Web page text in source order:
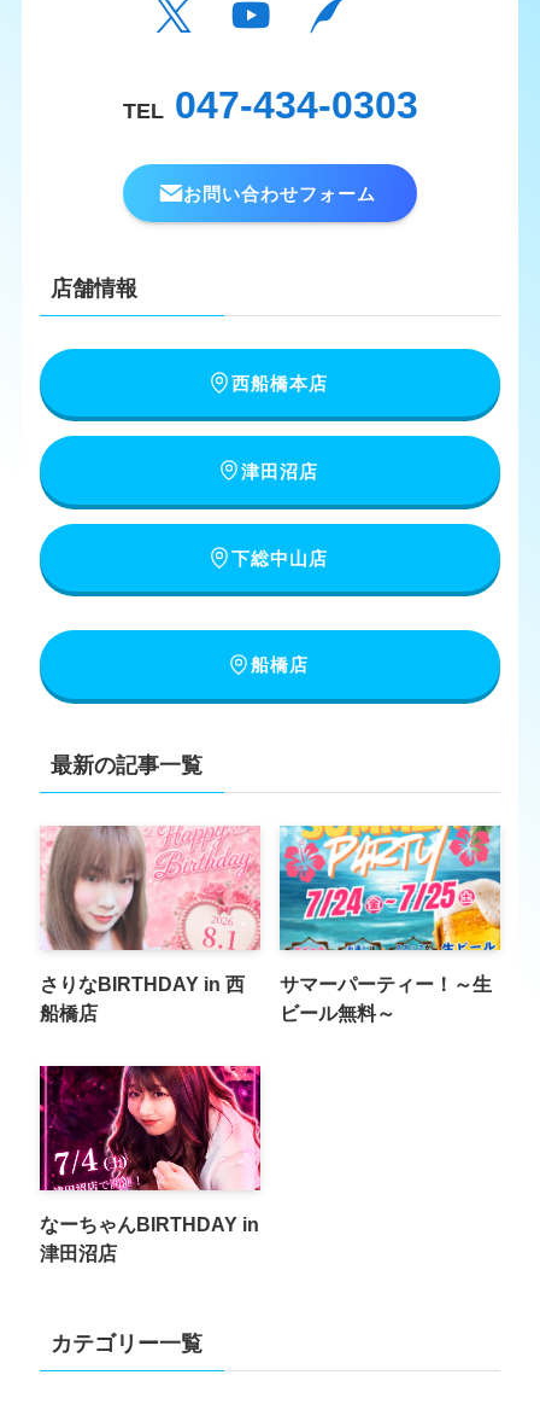
TEL 047-434-0303
お問い合わせフォーム
店舗情報
西船橋本店
津田沼店
下総中山店
船橋店
最新の記事一覧
さりなBIRTHDAY in 西
船橋店
サマーパーティー！～生
ビール無料～
なーちゃんBIRTHDAY in
津田沼店
カテゴリー一覧